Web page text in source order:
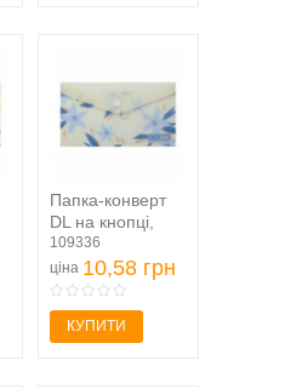
Папка-конверт
DL на кнопці,
MYOSOTIS
ARABESKI,...
109336
ціна 10,58 грн
КУПИТИ